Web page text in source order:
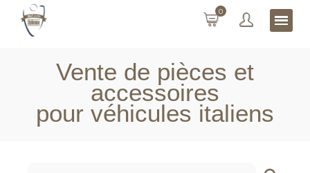
0
Vente de pièces et
accessoires
pour véhicules italiens